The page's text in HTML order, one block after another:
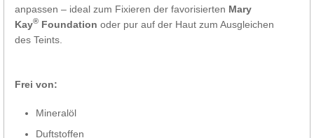
anpassen – ideal zum Fixieren der favorisierten Mary
Kay® Foundation oder pur auf der Haut zum Ausgleichen
des Teints.
Frei von:
Mineralöl
Duftstoffen